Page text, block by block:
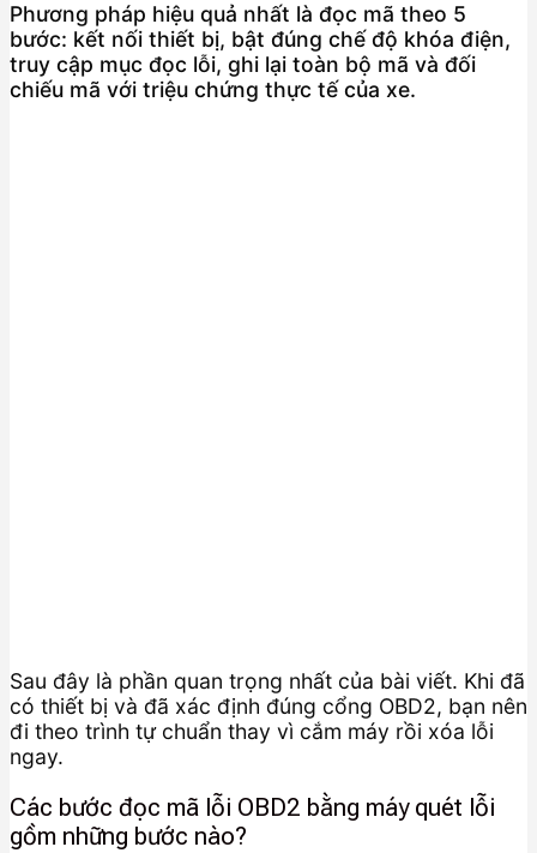
Phương pháp hiệu quả nhất là đọc mã theo 5
bước: kết nối thiết bị, bật đúng chế độ khóa điện,
truy cập mục đọc lỗi, ghi lại toàn bộ mã và đối
chiếu mã với triệu chứng thực tế của xe.
Sau đây là phần quan trọng nhất của bài viết. Khi đã
có thiết bị và đã xác định đúng cổng OBD2, bạn nên
đi theo trình tự chuẩn thay vì cắm máy rồi xóa lỗi
ngay.
Các bước đọc mã lỗi OBD2 bằng máy quét lỗi
gồm những bước nào?